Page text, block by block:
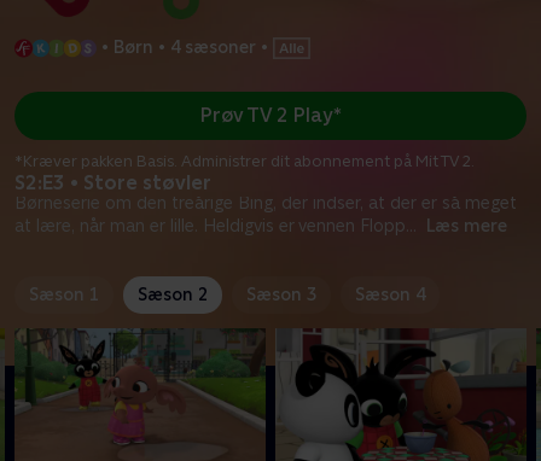
• Børn • 4 sæsoner •
S2:E3 • Store støvler
Børneserie om den treårige Bing, der indser, at der er så meget
at lære, når man er lille. Heldigvis er vennen Flopp
Læs mere
Prøv TV 2 Play*
*Kræver pakken Basis. Administrer dit abonnement på Mit TV 2.
Sæson 1 Sæson 2 Sæson 3 Sæson 4